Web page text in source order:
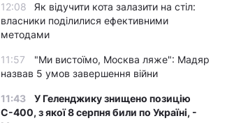
12:08
Як відучити кота залазити на стіл:
власники поділилися ефективними
методами
11:57
"Ми вистоїмо, Москва ляже": Мадяр
назвав 5 умов завершення війни
11:43
У Геленджику знищено позицію
С-400, з якої 8 серпня били по Україні, -